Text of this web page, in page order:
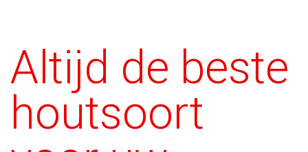
Altijd de beste
houtsoort